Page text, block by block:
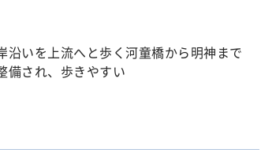
沿いを上流へと歩く河童橋から明神まで
備され、歩きやすい